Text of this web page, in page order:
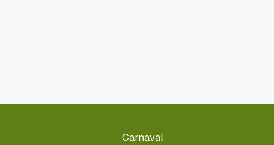
Carnaval